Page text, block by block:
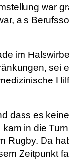
war
als
im
sei
dass es
in die
Rugby. Da
Zeitpunkt